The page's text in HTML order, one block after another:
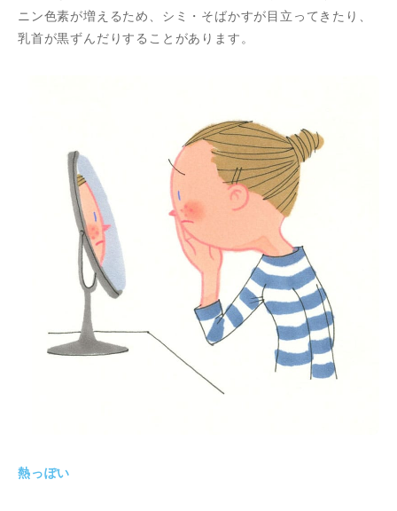
ニン色素が増えるため、シミ・そばかすが目立ってきたり、
乳首が黒ずんだりすることがあります。
熱っぽい